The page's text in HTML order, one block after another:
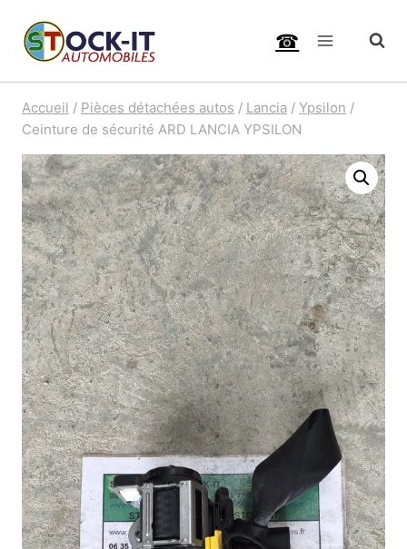
☎
Accueil / Pièces détachées autos / Lancia / Ypsilon /
Ceinture de sécurité ARD LANCIA YPSILON